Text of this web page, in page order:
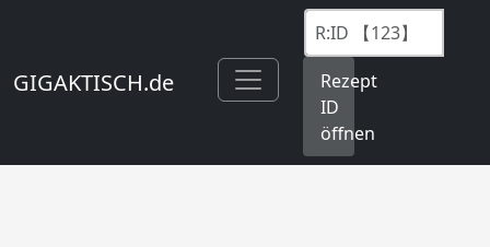
GIGAKTISCH.de
Rezept
ID
öffnen